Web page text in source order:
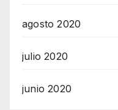
agosto 2020
julio 2020
junio 2020